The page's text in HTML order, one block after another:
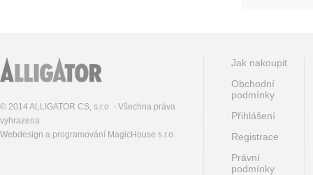
© 2014 ALLIGATOR CS, s.r.o. - Všechna práva
vyhrazena
Webdesign a programování MagicHouse s.r.o.
Jak nakoupit
Obchodní
podmínky
Přihlášení
Registrace
Právní
podmínky